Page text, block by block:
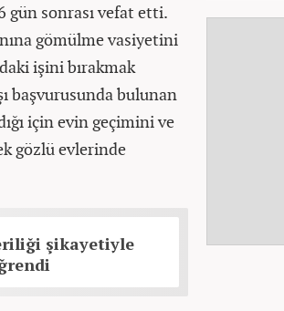
gün sonrası vefat etti.
gömülme vasiyetini
işini bırakmak
başvurusunda bulunan
için evin geçimini ve
gözlü evlerinde
şikayetiyle